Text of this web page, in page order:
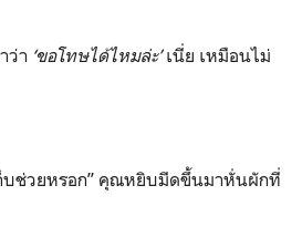
ว่า ‘ขอโทษได้ไหมล่ะ’เนี่ย เหมือนไม่
ก็บช่วยหรอก” คุณหยิบมีดขึ้นมาหั่นผักที่